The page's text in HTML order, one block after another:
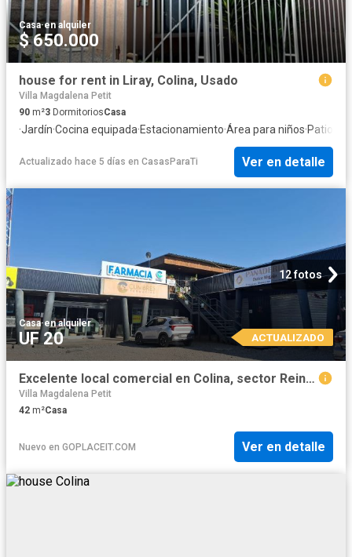
Casa·en alquiler
$ 650.000
house for rent in Liray, Colina, Usado
Villa Magdalena Petit
90 m²3 DormitoriosCasa
·Jardín·Cocina equipada·Estacionamiento·Área para niños·Patio
Actualizado hace 5 días en CasasParaTi Ver en detalle
12 fotos
Casa·en alquiler
UF 20 ACTUALIZADO
Excelente local comercial en Colina, sector Reina Norte, Supermercado Don Kiko
Villa Magdalena Petit
42 m²Casa
Nuevo en GOPLACEIT.COM Ver en detalle